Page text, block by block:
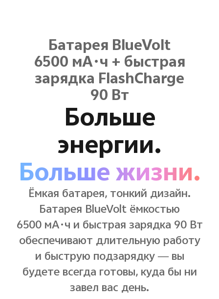
Батарея BlueVolt
6500 мА·ч + быстрая
зарядка FlashCharge
90 Вт
Больше
энергии.
Больше жизни.
Ёмкая батарея, тонкий дизайн.
Батарея BlueVolt ёмкостью
6500 мА·ч и быстрая зарядка 90 Вт
обеспечивают длительную работу
и быструю подзарядку — вы
будете всегда готовы, куда бы ни
завел вас день.